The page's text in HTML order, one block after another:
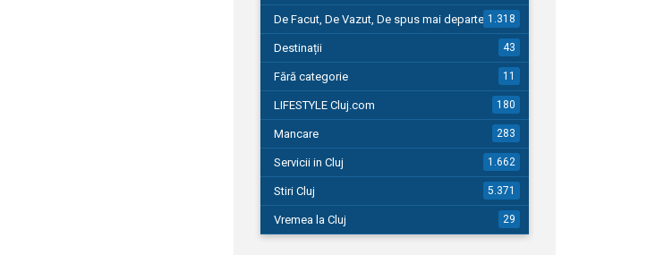
De Facut, De Vazut, De spus mai departe…1.318
Destinații 43
Fără categorie 11
LIFESTYLE Cluj.com 180
Mancare 283
Servicii in Cluj 1.662
Stiri Cluj 5.371
Vremea la Cluj 29